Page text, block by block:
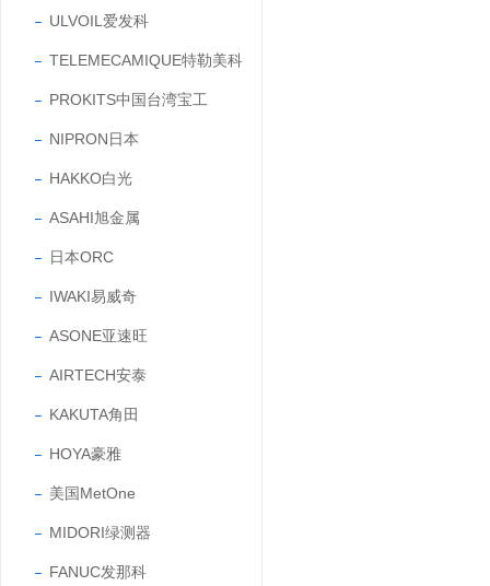
ULVOIL爱发科
TELEMECAMIQUE特勒美科
PROKITS中国台湾宝工
NIPRON日本
HAKKO白光
ASAHI旭金属
日本ORC
IWAKI易威奇
ASONE亚速旺
AIRTECH安泰
KAKUTA角田
HOYA豪雅
美国MetOne
MIDORI绿测器
FANUC发那科